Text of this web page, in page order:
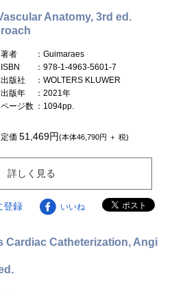
Anatomy, 3rd ed.
著者
：Guimaraes
ISBN
：978-1-4963-5601-7
出版社
：WOLTERS KLUWER
出版年
：2021年
ページ数 ：1094pp.
定価51,469円(本体46,790円 ＋ 税)
詳しく見る
登録 いいね
Cardiac Catheterization, Angi